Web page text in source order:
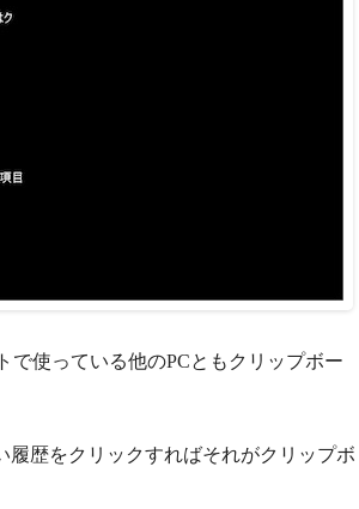
で使っている他のPCともクリップボー
歴をクリックすればそれがクリップボ